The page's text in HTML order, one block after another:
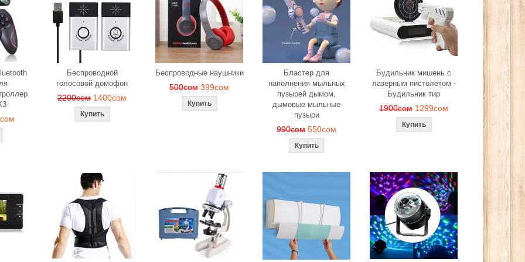
Беспроводной
голосовой домофон
2200сом 1400сом
Беспроводные наушники
500сом 399сом
Бластер для
наполнения мыльных
пузырей дымом,
дымовые мыльные
пузыри
990сом 550сом
Будильник мишень с
лазерным пистолетом -
Будильник тир
1900сом 1299сом